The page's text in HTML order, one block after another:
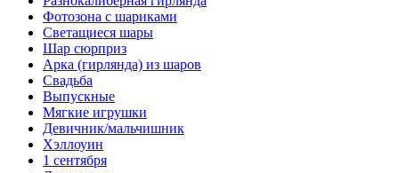
Фотозона с шариками
Светащиеся шары
Шар сюрприз
Арка (гирлянда) из шаров
Свадьба
Выпускные
Мягкие игрушки
Девичник/мальчишник
Хэллоуин
1 сентября